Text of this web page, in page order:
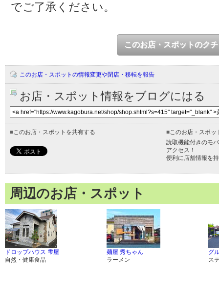
でご了承ください。
このお店・スポットのク
このお店・スポットの情報変更や閉店・移転を報告
お店・スポット情報をブログにはる
■このお店・スポットを共有する ■このお店・スポッ
読取機能付きのモ
アクセス！
便利に店舗情報を
周辺のお店・スポット
ドロップハウス 雫屋
自然・健康食品
麺屋 秀ちゃん
ラーメン
グ
ス